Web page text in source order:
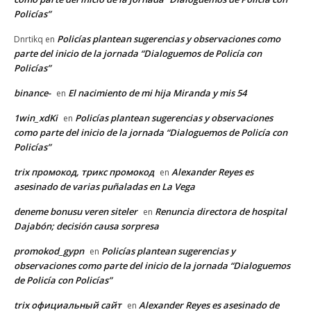
Policías”
Dnrtikq en Policías plantean sugerencias y observaciones como
parte del inicio de la jornada “Dialoguemos de Policía con
Policías”
binance- en El nacimiento de mi hija Miranda y mis 54
1win_xdKi en Policías plantean sugerencias y observaciones
como parte del inicio de la jornada “Dialoguemos de Policía con
Policías”
trix промокод, трикс промокод en Alexander Reyes es
asesinado de varias puñaladas en La Vega
deneme bonusu veren siteler en Renuncia directora de hospital
Dajabón; decisión causa sorpresa
promokod_gypn en Policías plantean sugerencias y
observaciones como parte del inicio de la jornada “Dialoguemos
de Policía con Policías”
trix официальный сайт en Alexander Reyes es asesinado de